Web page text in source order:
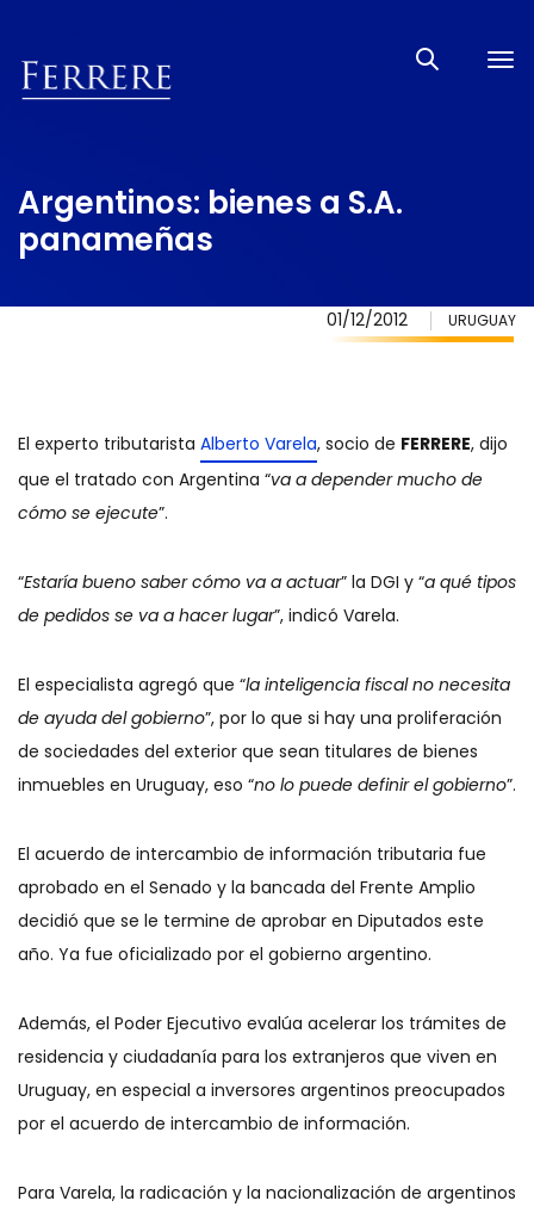
Argentinos: bienes a S.A.
panameñas
01/12/2012 URUGUAY
El experto tributarista Alberto Varela, socio de FERRERE, dijo
que el tratado con Argentina “va a depender mucho de
cómo se ejecute”.
“Estaría bueno saber cómo va a actuar” la DGI y “a qué tipos
de pedidos se va a hacer lugar”, indicó Varela.
El especialista agregó que “la inteligencia fiscal no necesita
de ayuda del gobierno”, por lo que si hay una proliferación
de sociedades del exterior que sean titulares de bienes
inmuebles en Uruguay, eso “no lo puede definir el gobierno”.
El acuerdo de intercambio de información tributaria fue
aprobado en el Senado y la bancada del Frente Amplio
decidió que se le termine de aprobar en Diputados este
año. Ya fue oficializado por el gobierno argentino.
Además, el Poder Ejecutivo evalúa acelerar los trámites de
residencia y ciudadanía para los extranjeros que viven en
Uruguay, en especial a inversores argentinos preocupados
por el acuerdo de intercambio de información.
Para Varela, la radicación y la nacionalización de argentinos